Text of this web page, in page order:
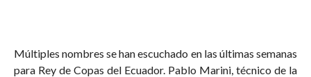
Múltiples nombres se han escuchado en las últimas semanas
para Rey de Copas del Ecuador. Pablo Marini, técnico de la